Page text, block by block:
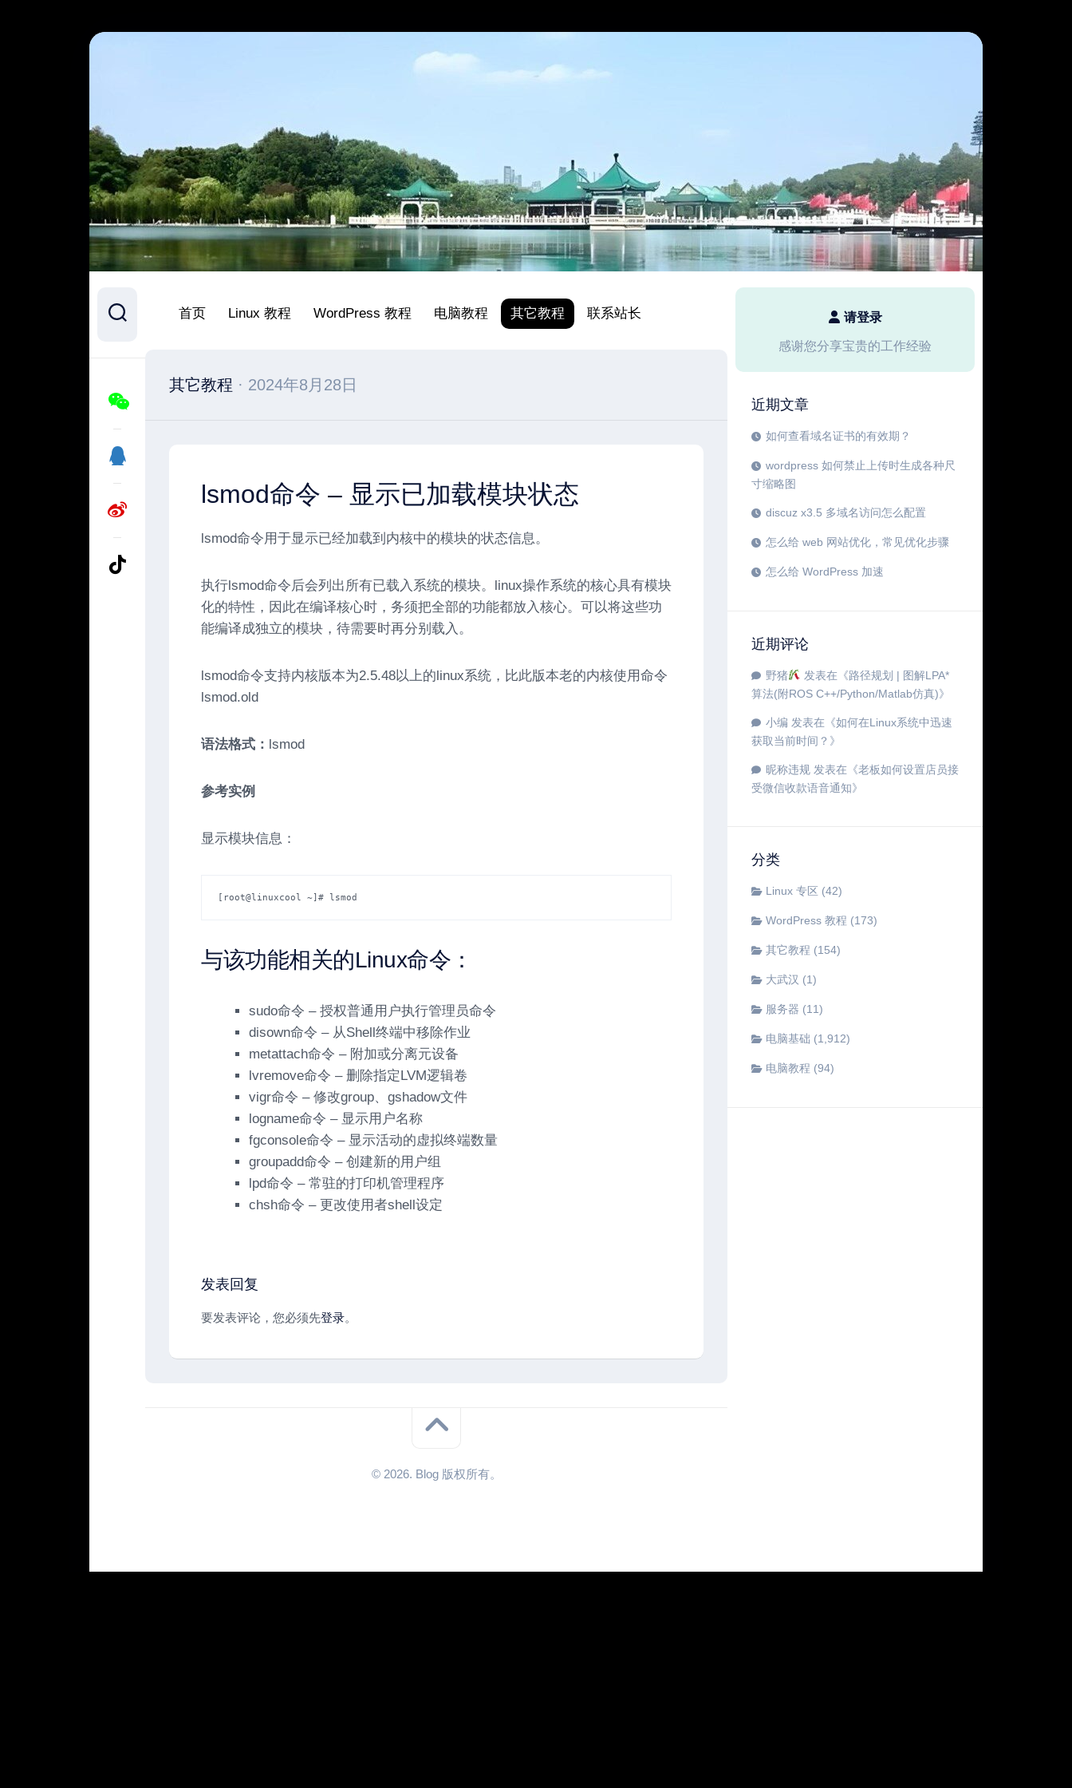
请登录
感谢您分享宝贵的工作经验
近期文章
如何查看域名证书的有效期？
wordpress 如何禁止上传时生成各种尺
寸缩略图
discuz x3.5 多域名访问怎么配置
怎么给 web 网站优化，常见优化步骤
怎么给 WordPress 加速
近期评论
野猪 发表在《路径规划 | 图解LPA*
算法(附ROS C++/Python/Matlab仿真)》
小编 发表在《如何在Linux系统中迅速
获取当前时间？ 》
昵称违规 发表在《老板如何设置店员接
受微信收款语音通知》
分类
Linux 专区 (42)
WordPress 教程 (173)
其它教程 (154)
大武汉 (1)
服务器 (11)
电脑基础 (1,912)
电脑教程 (94)
首页 Linux 教程 WordPress 教程 电脑教程 其它教程 联系站长
其它教程 · 2024年8月28日
lsmod命令 – 显示已加载模块状态
lsmod命令用于显示已经加载到内核中的模块的状态信息。
执行lsmod命令后会列出所有已载入系统的模块。linux操作系统的核心具有模块
化的特性，因此在编译核心时，务须把全部的功能都放入核心。可以将这些功
能编译成独立的模块，待需要时再分别载入。
lsmod命令支持内核版本为2.5.48以上的linux系统，比此版本老的内核使用命令
lsmod.old
语法格式： lsmod
参考实例
显示模块信息：
[root@linuxcool ~]# lsmod
与该功能相关的Linux命令：
sudo命令 – 授权普通用户执行管理员命令
disown命令 – 从Shell终端中移除作业
metattach命令 – 附加或分离元设备
lvremove命令 – 删除指定LVM逻辑卷
vigr命令 – 修改group、gshadow文件
logname命令 – 显示用户名称
fgconsole命令 – 显示活动的虚拟终端数量
groupadd命令 – 创建新的用户组
lpd命令 – 常驻的打印机管理程序
chsh命令 – 更改使用者shell设定
发表回复
要发表评论，您必须先登录。
© 2026. Blog 版权所有。